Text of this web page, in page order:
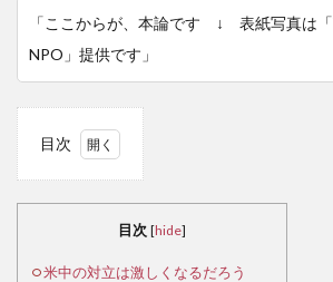
「ここからが、本論です ↓ 表紙写真は
NPO」提供です」
目次
は激
目次 [hide]
米中の対立は激しくなるだろう